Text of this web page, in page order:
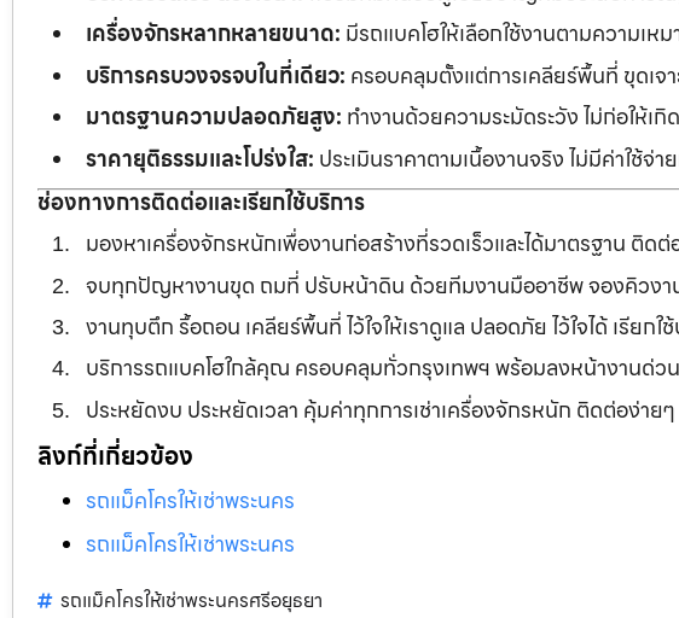
เครื่องจักรหลากหลายขนาด: มีรถแบคโฮให้เลือกใช้งานตามความเ
บริการครบวงจรจบในที่เดียว: ครอบคลุมตั้งแต่การเคลียร์พื้นที่ ขุดเจ
มาตรฐานความปลอดภัยสูง: ทำงานด้วยความระมัดระวัง ไม่ก่อให้
ราคายุติธรรมและโปร่งใส: ประเมินราคาตามเนื้องานจริง ไม่มีค่าใช้
ช่องทางการติดต่อและเรียกใช้บริการ
มองหาเครื่องจักรหนักเพื่องานก่อสร้างที่รวดเร็วและได้มาตรฐาน ติด
จบทุกปัญหางานขุด ถมที่ ปรับหน้าดิน ด้วยทีมงานมืออาชีพ จองคิวง
งานทุบตึก รื้อถอน เคลียร์พื้นที่ ไว้ใจให้เราดูแล ปลอดภัย ไว้ใจได้ เรีย
บริการรถแบคโฮใกล้คุณ ครอบคลุมทั่วกรุงเทพฯ พร้อมลงหน้างานด่
ประหยัดงบ ประหยัดเวลา คุ้มค่าทุกการเช่าเครื่องจักรหนัก ติดต่อง่า
ลิงก์ที่เกี่ยวข้อง
รถแม็คโครให้เช่าพระนคร
รถแม็คโครให้เช่าพระนคร
รถแม็คโครให้เช่าพระนครศรีอยุธยา